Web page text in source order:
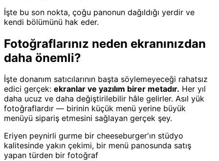
İşte bu son nokta, çoğu panonun dağıldığı yerdir ve
kendi bölümünü hak eder.
Fotoğraflarınız neden ekranınızdan
daha önemli?
İşte donanım satıcılarının başta söylemeyeceği rahatsız
edici gerçek: ekranlar ve yazılım birer metadır. Her yıl
daha ucuz ve daha değiştirilebilir hâle gelirler. Asıl yük
fotoğraflardır — birinin küçük menü yerine büyük
menüyü sipariş etmesini sağlayan gerçek şey.
Eriyen peynirli gurme bir cheeseburger'ın stüdyo
kalitesinde yakın çekimi, bir menü panosunda satış
yapan türden bir fotoğraf